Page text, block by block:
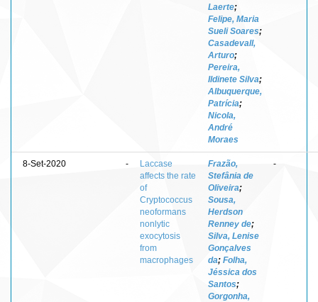
Laerte;
Felipe, Maria
Sueli Soares;
Casadevall,
Arturo;
Pereira,
Ildinete Silva;
Albuquerque,
Patrícia;
Nicola,
André
Moraes
8-Set-2020 -
Laccase
affects the rate
of
Cryptococcus
neoformans
nonlytic
exocytosis
from
macrophages
Frazão,
Stefânia de
Oliveira;
Sousa,
Herdson
Renney de;
Silva, Lenise
Gonçalves
da; Folha,
Jéssica dos
Santos;
Gorgonha,
-